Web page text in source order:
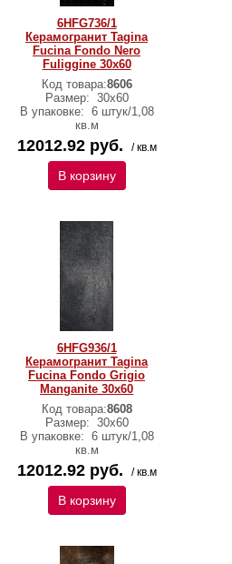
6HFG736/1
Керамогранит Tagina
Fucina Fondo Nero
Fuliggine 30x60
Код товара:8606
Размер: 30x60
В упаковке: 6 штук/1,08
кв.м
12012.92 руб. / кв.м
В корзину
6HFG936/1
Керамогранит Tagina
Fucina Fondo Grigio
Manganite 30x60
Код товара:8608
Размер: 30x60
В упаковке: 6 штук/1,08
кв.м
12012.92 руб. / кв.м
В корзину